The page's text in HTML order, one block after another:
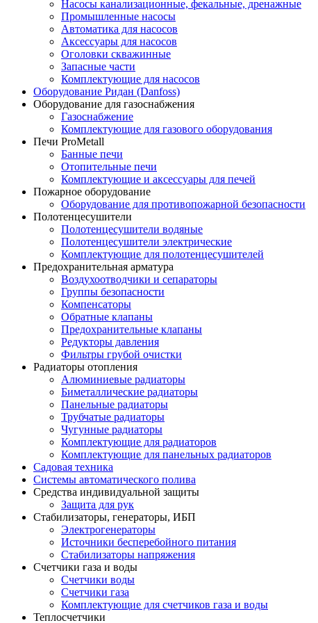
Насосы канализационные, фекальные, дренажные
Промышленные насосы
Автоматика для насосов
Аксессуары для насосов
Оголовки скважинные
Запасные части
Комплектующие для насосов
Оборудование Ридан (Danfoss)
Оборудование для газоснабжения
Газоснабжение
Комплектующие для газового оборудования
Печи ProMetall
Банные печи
Отопительные печи
Комплектующие и аксессуары для печей
Пожарное оборудование
Оборудование для противопожарной безопасности
Полотенцесушители
Полотенцесушители водяные
Полотенцесушители электрические
Комплектующие для полотенцесушителей
Предохранительная арматура
Воздухоотводчики и сепараторы
Группы безопасности
Компенсаторы
Обратные клапаны
Предохранительные клапаны
Редукторы давления
Фильтры грубой очистки
Радиаторы отопления
Алюминиевые радиаторы
Биметаллические радиаторы
Панельные радиаторы
Трубчатые радиаторы
Чугунные радиаторы
Комплектующие для радиаторов
Комплектующие для панельных радиаторов
Садовая техника
Системы автоматического полива
Средства индивидуальной защиты
Защита для рук
Стабилизаторы, генераторы, ИБП
Электрогенераторы
Источники бесперебойного питания
Стабилизаторы напряжения
Счетчики газа и воды
Счетчики воды
Счетчики газа
Комплектующие для счетчиков газа и воды
Теплосчетчики